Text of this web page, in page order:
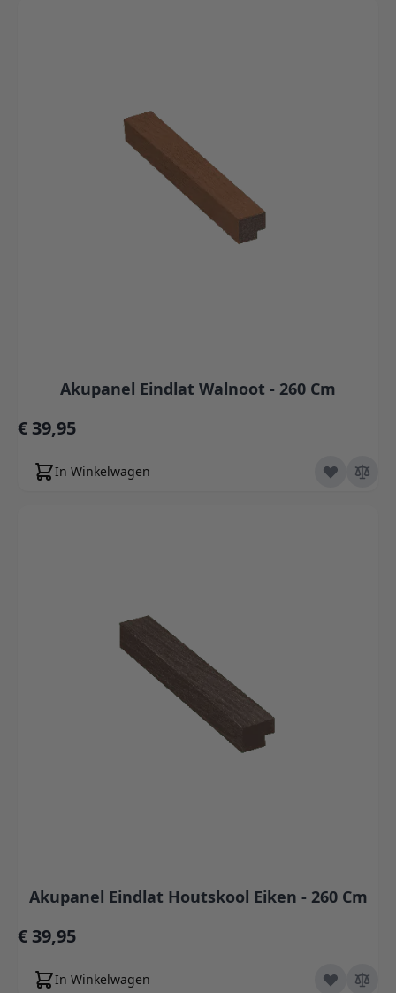
Akupanel Eindlat Walnoot - 260 Cm
€ 39,95
In Winkelwagen
Akupanel Eindlat Houtskool Eiken - 260 Cm
€ 39,95
In Winkelwagen